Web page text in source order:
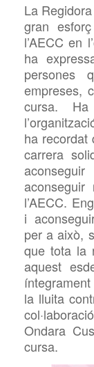
La
gran
l’AECC en
ha
persones
empreses,
cursa.
ha recordat
carrera
l’AECC.
i
per a això,
que tota la
aquest
la lluita
Ondara
cursa.